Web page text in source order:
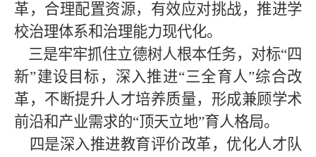
革，合理配置资源，有效应对挑战，推进学
校治理体系和治理能力现代化。
三是牢牢抓住立德树人根本任务，对标“四
新”建设目标，深入推进“三全育人”综合改
革，不断提升人才培养质量，形成兼顾学术
前沿和产业需求的“顶天立地”育人格局。
四是深入推进教育评价改革，优化人才队